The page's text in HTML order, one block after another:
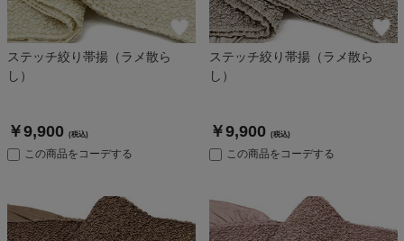
ステッチ絞り帯揚（ラメ散ら
し）
￥9,900 (税込)
この商品をコーデする
ステッチ絞り帯揚（ラメ散ら
し）
￥9,900 (税込)
この商品をコーデする